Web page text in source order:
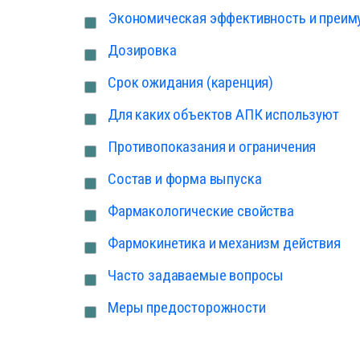
Экономическая эффективность и
Дозировка
Срок ожидания (каренция)
Для каких объектов АПК используют
Противопоказания и ограничения
Состав и форма выпуска
Фармакологические свойства
Фармокинетика и механизм действия
Часто задаваемые вопросы
Меры предосторожности